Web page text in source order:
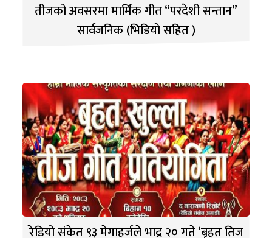
तीजको अवसरमा मार्मिक गीत “परदेशी सन्तान”
सार्वजनिक (भिडियो सहित )
रेडियो संकेत ९३ मेगाहर्जले भाद्र २० गते ‘बृहत तिज